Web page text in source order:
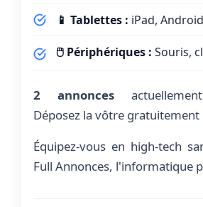
📱 Tablettes : iPad,
🖱️ Périphériques : Souris,
2 annonces
Déposez la vôtre gratuitement
Équipez-vous en high-tech
Full Annonces, l'informatique